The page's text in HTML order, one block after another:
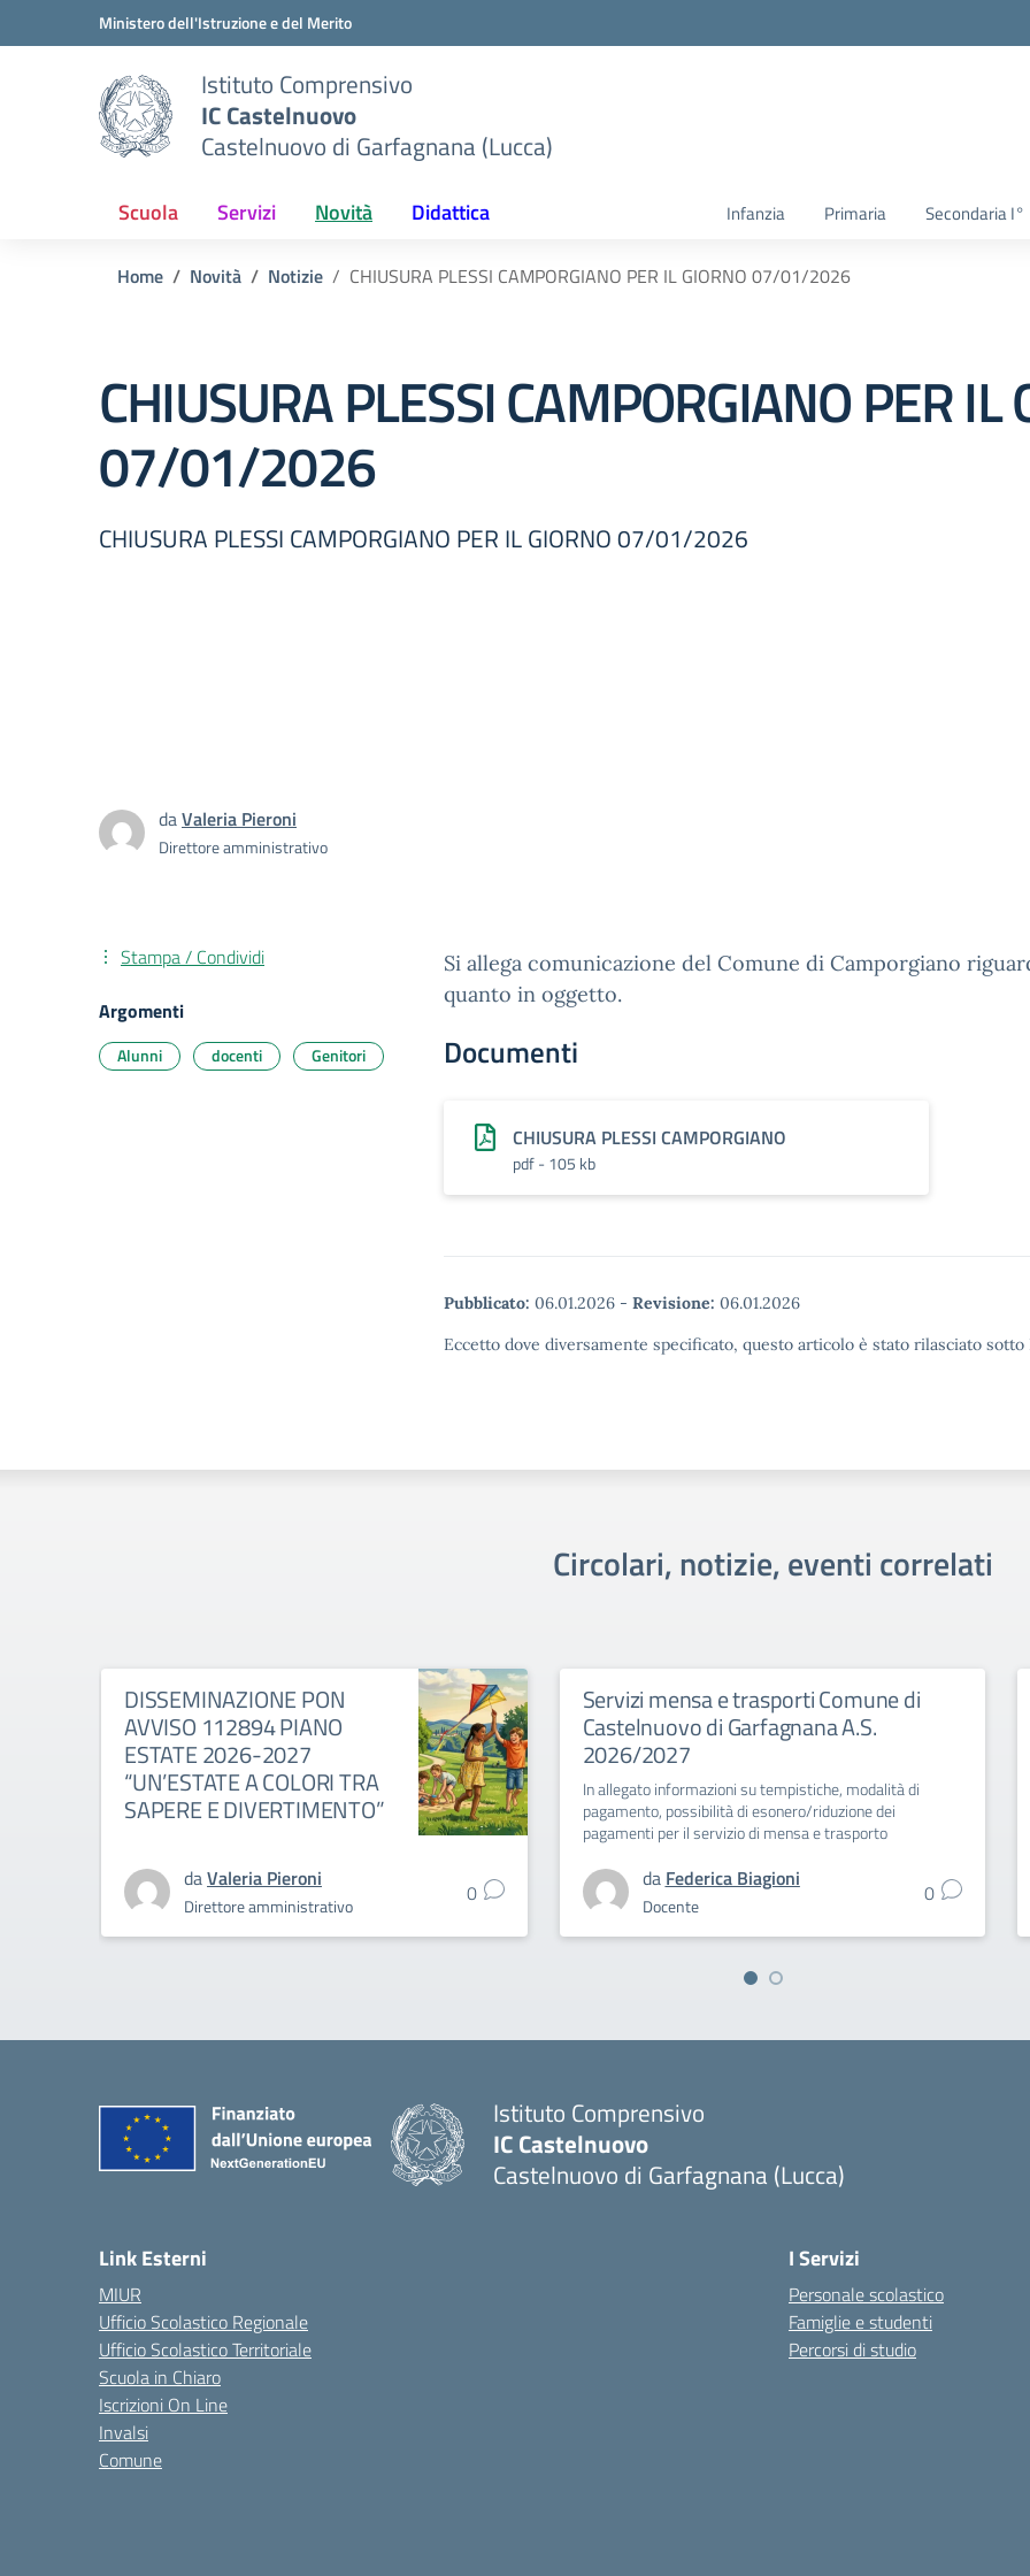
Vai ai contenuti
Vai al menu di navigazioneMinistero dell'Istruzione e del Merito
Istituto Comprensivo
IC Castelnuovo
Castelnuovo di Garfagnana (Lucca)
Scuola Servizi Novità Didattica Infanzia Primaria Secondaria I°
Home Novità Notizie CHIUSURA PLESSI CAMPORGIANO PER IL GIORNO 07/01/2026
CHIUSURA PLESSI CAMPORGIANO PER IL
07/01/2026
CHIUSURA PLESSI CAMPORGIANO PER IL GIORNO 07/01/2026
daValeria Pieroni
Direttore amministrativo
Si allega comunicazione del Comune di Camporgiano
quanto in oggetto.
Documenti
CHIUSURA PLESSI CAMPORGIANO
pdf - 105 kb
Pubblicato: 06.01.2026 - Revisione: 06.01.2026
Eccetto dove diversamente specificato, questo articolo è stato rilasciato
Stampa / Condividi
Argomenti
Alunni docenti Genitori
Circolari, notizie, eventi correlati
DISSEMINAZIONE PON
AVVISO 112894 PIANO
ESTATE 2026-2027
“UN’ESTATE A COLORI TRA
SAPERE E DIVERTIMENTO”
daValeria Pieroni
Direttore amministrativo 0
Servizi mensa e trasporti Comune di
Castelnuovo di Garfagnana A.S.
2026/2027
In allegato informazioni su tempistiche, modalità di
pagamento, possibilità di esonero/riduzione dei
pagamenti per il servizio di mensa e trasporto
da Federica Biagioni
Docente 0
Istituto Comprensivo
IC Castelnuovo
Castelnuovo di Garfagnana (Lucca)
Link Esterni
MIUR
Ufficio Scolastico Regionale
Ufficio Scolastico Territoriale
Scuola in Chiaro
Iscrizioni On Line
Invalsi
Comune
I Servizi
Personale scolastico
Famiglie e studenti
Percorsi di studio